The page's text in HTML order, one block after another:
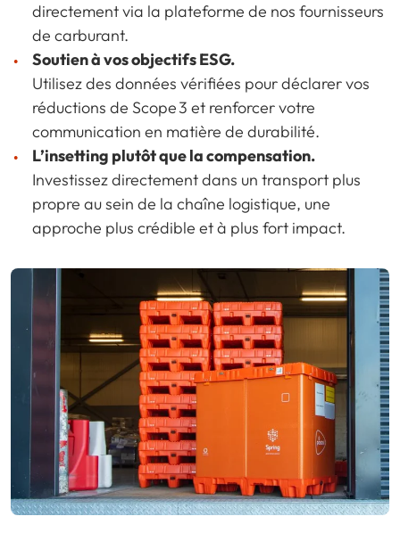
directement via la plateforme de nos fournisseurs
de carburant.
Soutien à vos objectifs ESG.
Utilisez des données vérifiées pour déclarer vos
réductions de Scope 3 et renforcer votre
communication en matière de durabilité.
L’insetting plutôt que la compensation.
Investissez directement dans un transport plus
propre au sein de la chaîne logistique, une
approche plus crédible et à plus fort impact.